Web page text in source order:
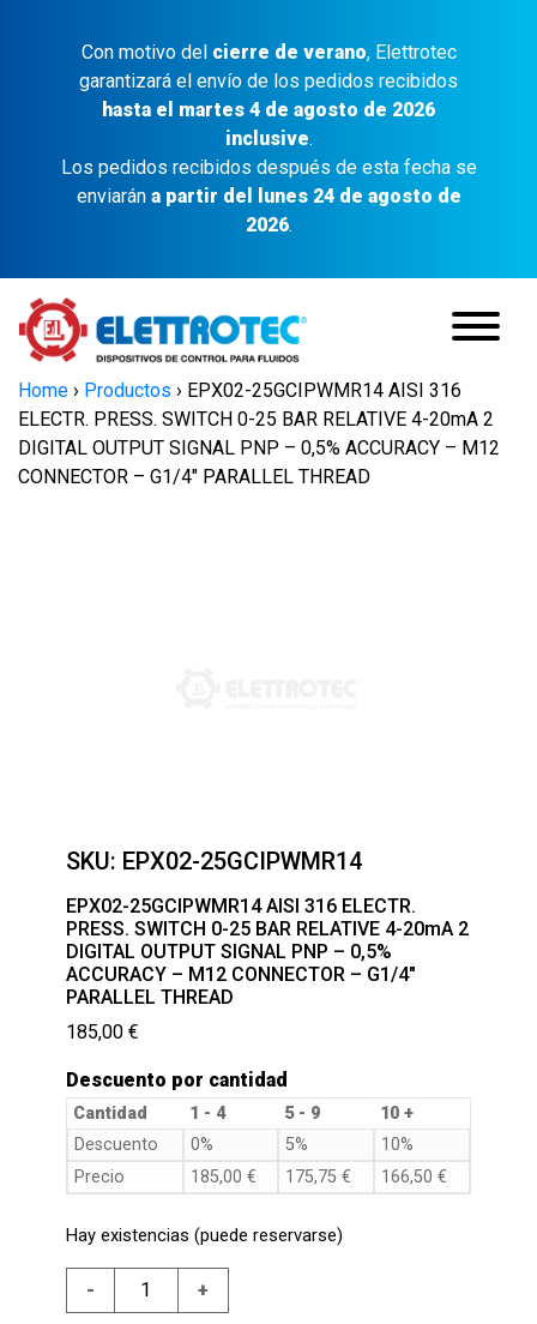
Con motivo del cierre de verano, Elettrotec
garantizará el envío de los pedidos recibidos
hasta el martes 4 de agosto de 2026
inclusive.
Los pedidos recibidos después de esta fecha se
enviarán a partir del lunes 24 de agosto de
2026.
Home › Productos › EPX02-25GCIPWMR14 AISI 316
ELECTR. PRESS. SWITCH 0-25 BAR RELATIVE 4-20mA 2
DIGITAL OUTPUT SIGNAL PNP – 0,5% ACCURACY – M12
CONNECTOR – G1/4″ PARALLEL THREAD
SKU: EPX02-25GCIPWMR14
EPX02-25GCIPWMR14 AISI 316 ELECTR.
PRESS. SWITCH 0-25 BAR RELATIVE 4-20mA 2
DIGITAL OUTPUT SIGNAL PNP – 0,5%
ACCURACY – M12 CONNECTOR – G1/4″
PARALLEL THREAD
185,00 €
Descuento por cantidad
Cantidad 1 - 4 5 - 9
10 +
Descuento
0% 5%
10%
Precio
185,00 € 175,75 € 166,50 €
Hay existencias (puede reservarse)
-
EPX02-
25GCIPWMR14
+